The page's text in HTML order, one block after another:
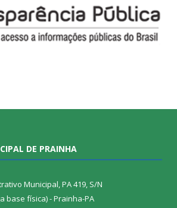
DE PRAINHA
Municipal, PA 419, S/N
base física) - Prainha-PA